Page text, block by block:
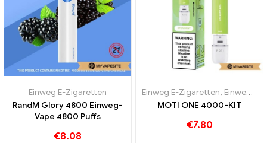
Einweg E-Zigaretten
RandM Glory 4800 Einweg-
Vape 4800 Puffs
€8.08
Einweg E-Zigaretten, Einweg-E-Zigaretten Österreich
MOTI ONE 4000-KIT
€7.80